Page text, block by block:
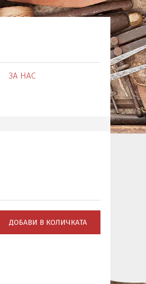
ЗА НАС
ДОБАВИ В КОЛИЧКАТА